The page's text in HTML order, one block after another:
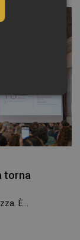
torna
È...
il
la